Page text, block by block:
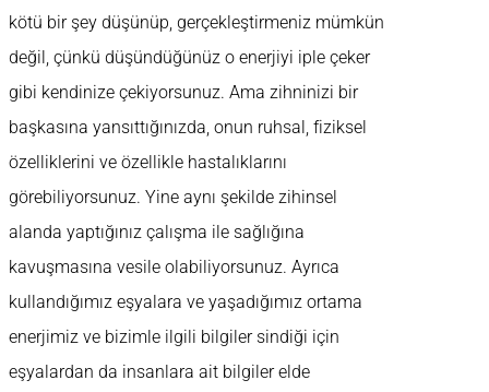
kötü bir şey düşünüp, gerçekleştirmeniz mümkün
değil, çünkü düşündüğünüz o enerjiyi iple çeker
gibi kendinize çekiyorsunuz. Ama zihninizi bir
başkasına yansıttığınızda, onun ruhsal, fiziksel
özelliklerini ve özellikle hastalıklarını
görebiliyorsunuz. Yine aynı şekilde zihinsel
alanda yaptığınız çalışma ile sağlığına
kavuşmasına vesile olabiliyorsunuz. Ayrıca
kullandığımız eşyalara ve yaşadığımız ortama
enerjimiz ve bizimle ilgili bilgiler sindiği için
eşyalardan da insanlara ait bilgiler elde